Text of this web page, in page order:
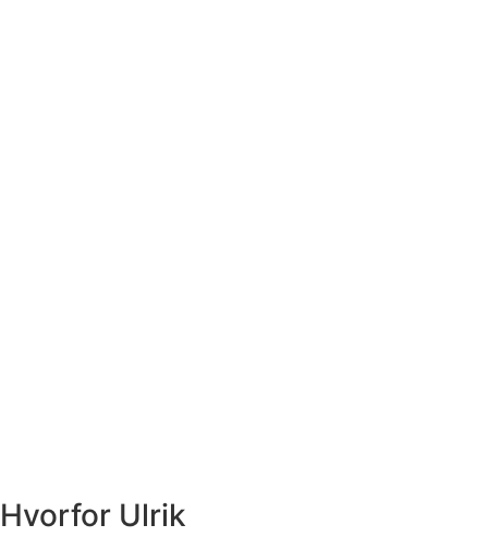
Hvorfor Ulrik